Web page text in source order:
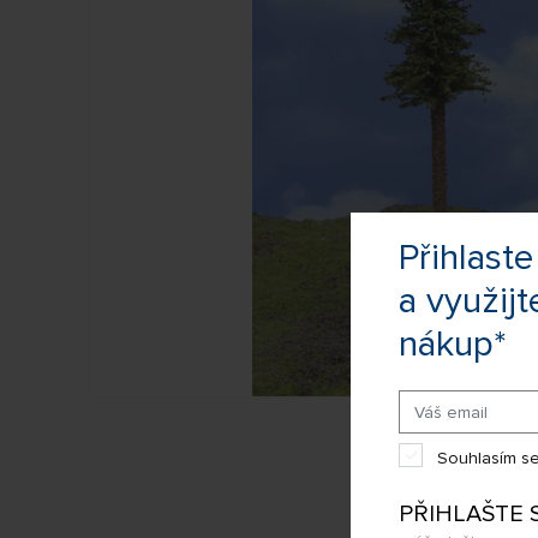
a
nákup*
Souhlasím
PŘIHLAŠTE